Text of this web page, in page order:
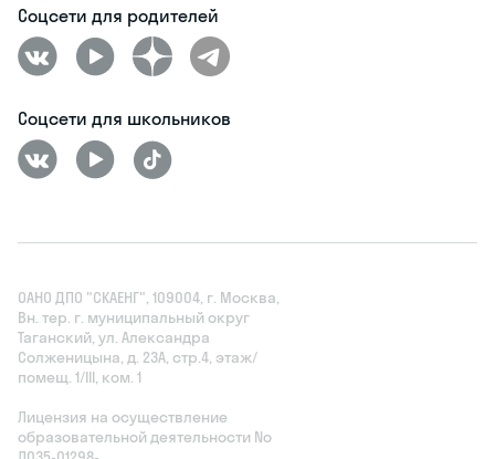
Соцсети для родителей
Соцсети для школьников
ОАНО ДПО "СКАЕНГ", 109004, г. Москва,
Вн. тер. г. муниципальный округ
Таганский, ул. Александра
Солженицына, д. 23А, стр.4, этаж/
помещ. 1/III, ком. 1
Лицензия на осуществление
образовательной деятельности No